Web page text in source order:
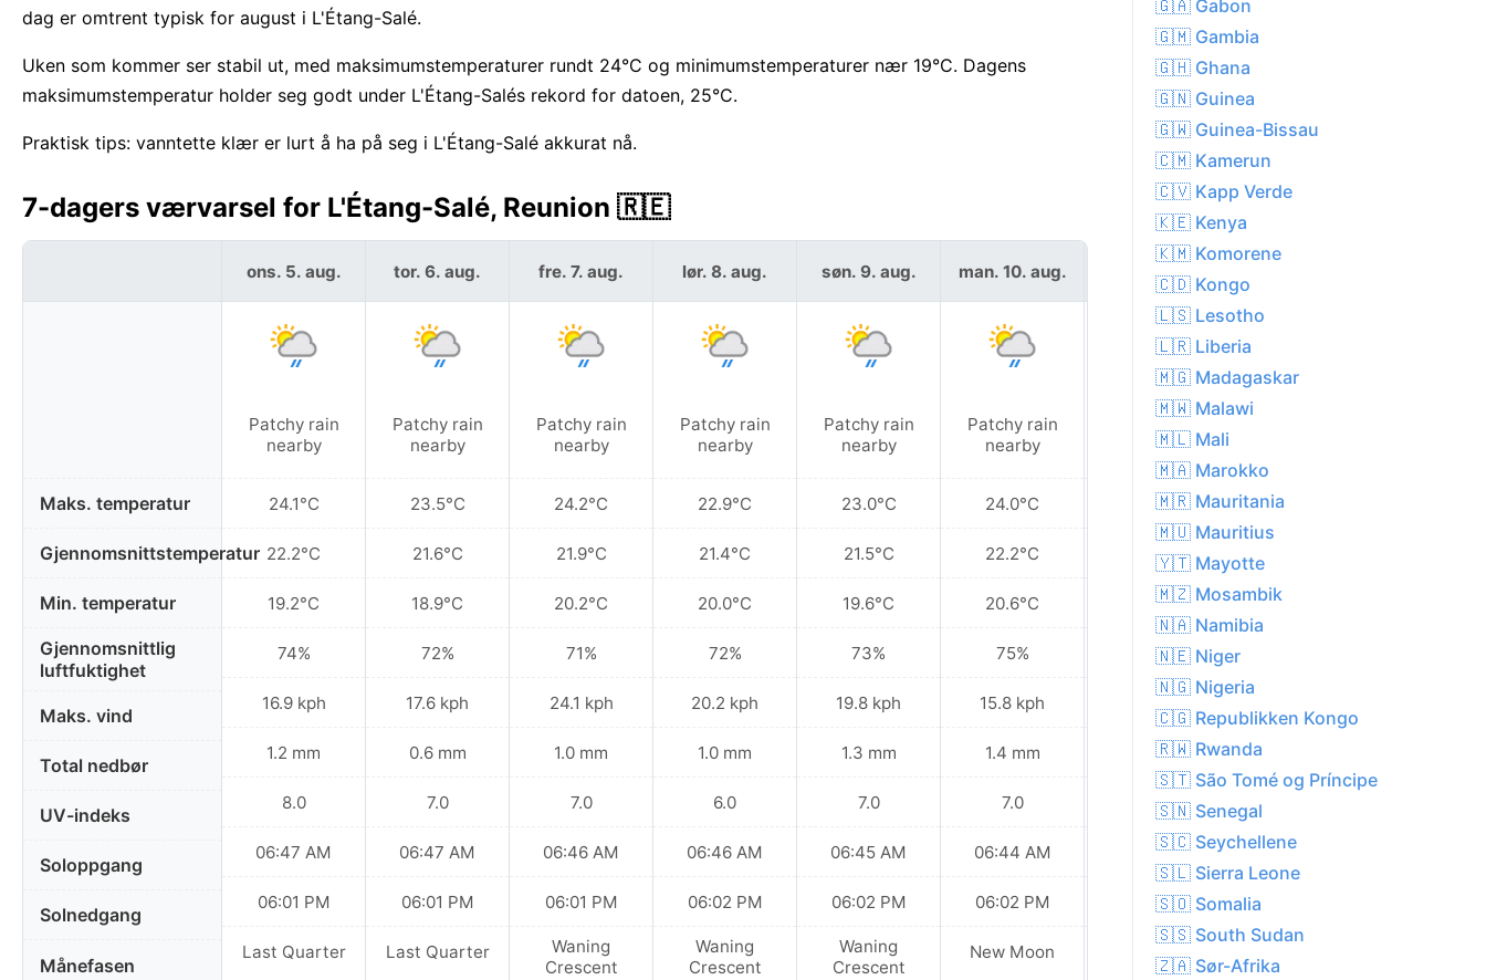
dag er omtrent typisk for august i L'Étang-Salé.
Uken som kommer ser stabil ut, med maksimumstemperaturer rundt 24°C og minimumstemperaturer nær 19°C. Dagens
maksimumstemperatur holder seg godt under L'Étang-Salés rekord for datoen, 25°C.
Praktisk tips: vanntette klær er lurt å ha på seg i L'Étang-Salé akkurat nå.
7-dagers værvarsel for L'Étang-Salé, Reunion 🇷🇪
Maks. temperatur
Gjennomsnittstemperatur
Min. temperatur
Gjennomsnittlig
luftfuktighet
Maks. vind
Total nedbør
UV-indeks
Soloppgang
Solnedgang
Månefasen
ons. 5. aug.
Patchy rain
nearby
24.1°C
22.2°C
19.2°C
74%
16.9 kph
1.2 mm
8.0
06:47 AM
06:01 PM
Last Quarter
tor. 6. aug.
Patchy rain
nearby
23.5°C
21.6°C
18.9°C
72%
17.6 kph
0.6 mm
7.0
06:47 AM
06:01 PM
Last Quarter
fre. 7. aug.
Patchy rain
nearby
24.2°C
21.9°C
20.2°C
71%
24.1 kph
1.0 mm
7.0
06:46 AM
06:01 PM
Waning
Crescent
lør. 8. aug.
Patchy rain
nearby
22.9°C
21.4°C
20.0°C
72%
20.2 kph
1.0 mm
6.0
06:46 AM
06:02 PM
Waning
Crescent
søn. 9. aug.
Patchy rain
nearby
23.0°C
21.5°C
19.6°C
73%
19.8 kph
1.3 mm
7.0
06:45 AM
06:02 PM
Waning
Crescent
man. 10. aug.
Patchy rain
nearby
24.0°C
22.2°C
20.6°C
75%
15.8 kph
1.4 mm
7.0
06:44 AM
06:02 PM
New Moon
tir. 11. aug.
Patchy rain
nearby
23.0°C
21.7°C
20.7°C
75%
11.2 kph
1.4 mm
6.0
06:44 AM
06:03 PM
New Moon
🇬🇦 Gabon
🇬🇲 Gambia
🇬🇭 Ghana
🇬🇳 Guinea
🇬🇼 Guinea-Bissau
🇨🇲 Kamerun
🇨🇻 Kapp Verde
🇰🇪 Kenya
🇰🇲 Komorene
🇨🇩 Kongo
🇱🇸 Lesotho
🇱🇷 Liberia
🇲🇬 Madagaskar
🇲🇼 Malawi
🇲🇱 Mali
🇲🇦 Marokko
🇲🇷 Mauritania
🇲🇺 Mauritius
🇾🇹 Mayotte
🇲🇿 Mosambik
🇳🇦 Namibia
🇳🇪 Niger
🇳🇬 Nigeria
🇨🇬 Republikken Kongo
🇷🇼 Rwanda
🇸🇹 São Tomé og Príncipe
🇸🇳 Senegal
🇸🇨 Seychellene
🇸🇱 Sierra Leone
🇸🇴 Somalia
🇸🇸 South Sudan
🇿🇦 Sør-Afrika